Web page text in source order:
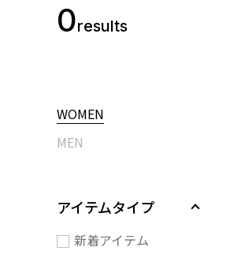
0results
WOMEN
MEN
アイテムタイプ
新着アイテム